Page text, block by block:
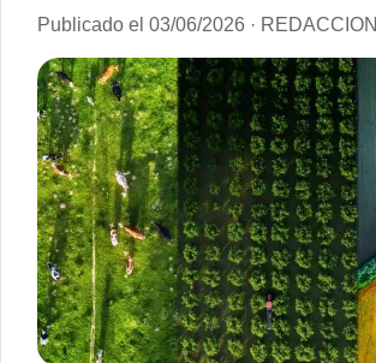
Publicado el 03/06/2026 · REDACCION